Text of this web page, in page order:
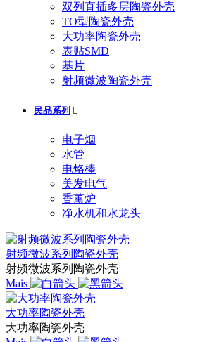
双列直插多层陶瓷外壳
TO型陶瓷外壳
大功率陶瓷外壳
表贴SMD
基片
射频微波陶瓷外壳
民品系列 
电子烟
水管
电烙棒
美发电气
香薰炉
净水机和水龙头
射频微波系列陶瓷外壳
射频微波系列陶瓷外壳
Mais
大功率陶瓷外壳
大功率陶瓷外壳